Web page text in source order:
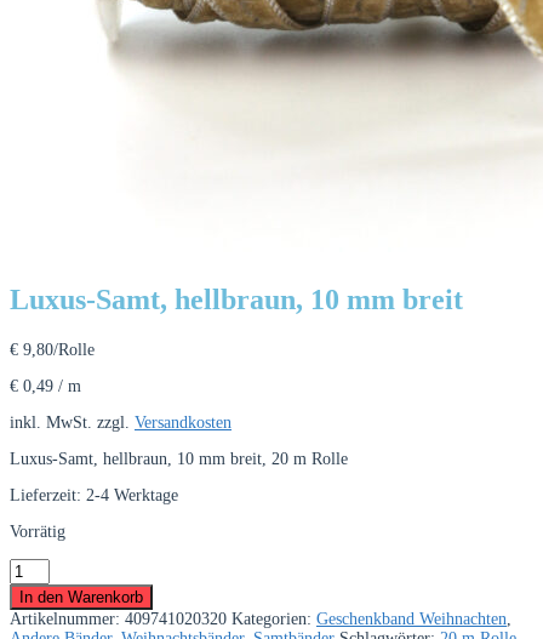
Luxus-Samt, hellbraun, 10 mm breit
€ 9,80/Rolle
€ 0,49 / m
inkl. MwSt. zzgl. Versandkosten
Luxus-Samt, hellbraun, 10 mm breit, 20 m Rolle
Lieferzeit: 2-4 Werktage
Vorrätig
Luxus-
Samt,
hellbraun,
10
In den Warenkorb
Artikelnummer: 409741020320 Kategorien: Geschenkband Weihnachten,